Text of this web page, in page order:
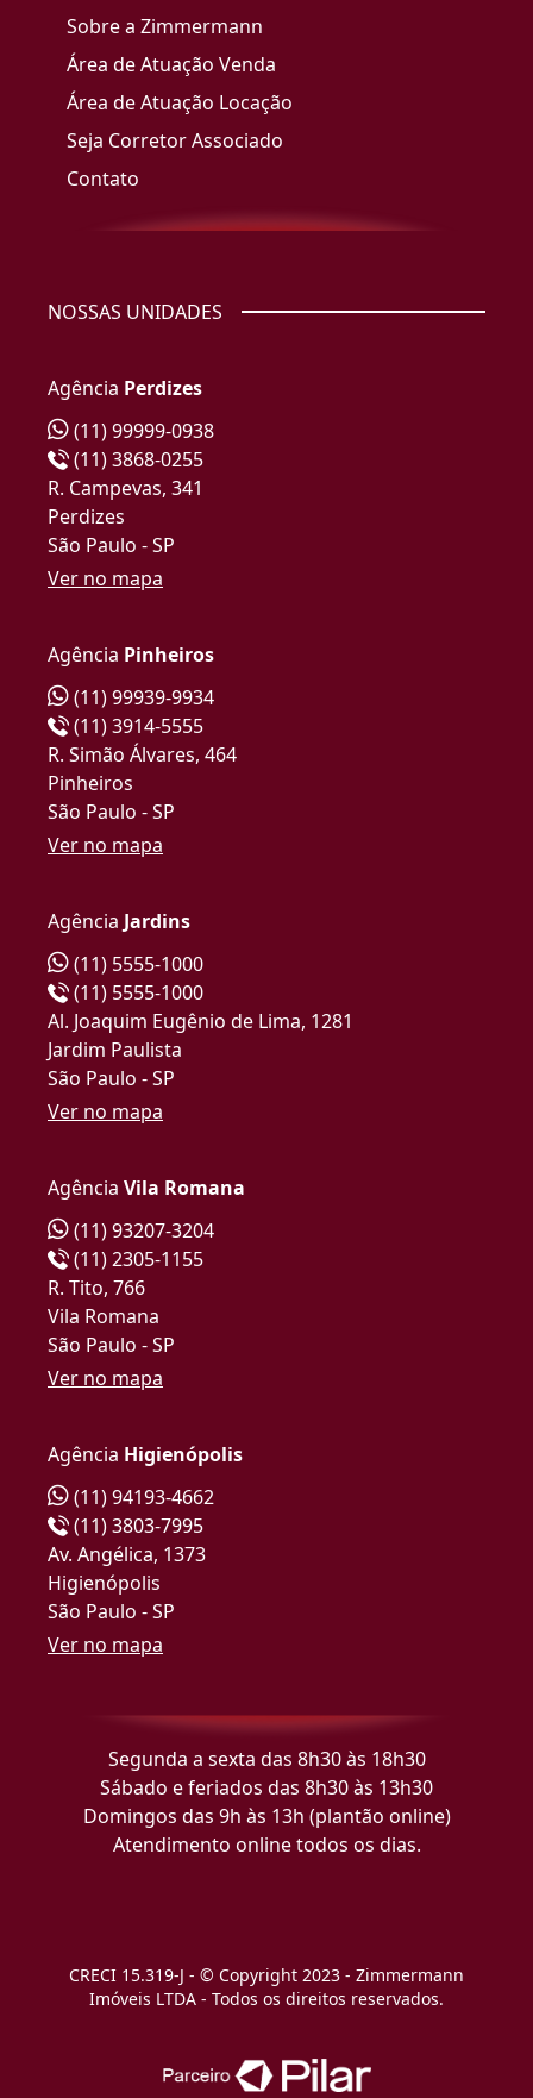
Sobre a Zimmermann
Área de Atuação Venda
Área de Atuação Locação
Seja Corretor Associado
Contato
NOSSAS UNIDADES
Agência Perdizes
(11) 99999-0938
(11) 3868-0255
R. Campevas, 341
Perdizes
São Paulo - SP
Ver no mapa
Agência Pinheiros
(11) 99939-9934
(11) 3914-5555
R. Simão Álvares, 464
Pinheiros
São Paulo - SP
Ver no mapa
Agência Jardins
(11) 5555-1000
(11) 5555-1000
Al. Joaquim Eugênio de Lima, 1281
Jardim Paulista
São Paulo - SP
Ver no mapa
Agência Vila Romana
(11) 93207-3204
(11) 2305-1155
R. Tito, 766
Vila Romana
São Paulo - SP
Ver no mapa
Agência Higienópolis
(11) 94193-4662
(11) 3803-7995
Av. Angélica, 1373
Higienópolis
São Paulo - SP
Ver no mapa
Segunda a sexta das 8h30 às 18h30
Sábado e feriados das 8h30 às 13h30
Domingos das 9h às 13h (plantão online)
Atendimento online todos os dias.
CRECI 15.319-J - © Copyright 2023 - Zimmermann
Imóveis LTDA - Todos os direitos reservados.